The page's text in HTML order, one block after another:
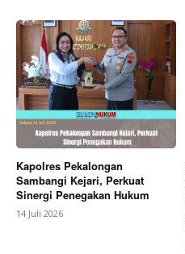
Kapolres Pekalongan
Sambangi Kejari, Perkuat
Sinergi Penegakan Hukum
14 Juli 2026